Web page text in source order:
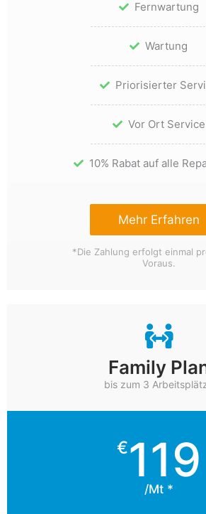
Fernwartung
Wartung
Priorisierter
Vor Ort Service
10% Rabat auf alle
Mehr Erfahren
*Die Zahlung erfolgt einmal
Voraus.
Family
bis zum 3
€119
/Mt *